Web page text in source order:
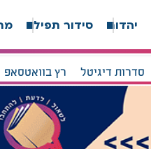
יהדות סידור תפילה
סדרות דיגיטל רץ בוואטסאפ